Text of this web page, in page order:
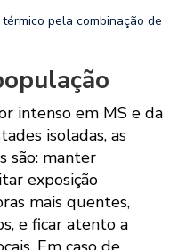
pela combinação de
intenso em MS e da
isoladas, as
são: manter
exposição
mais quentes,
e ficar atento a